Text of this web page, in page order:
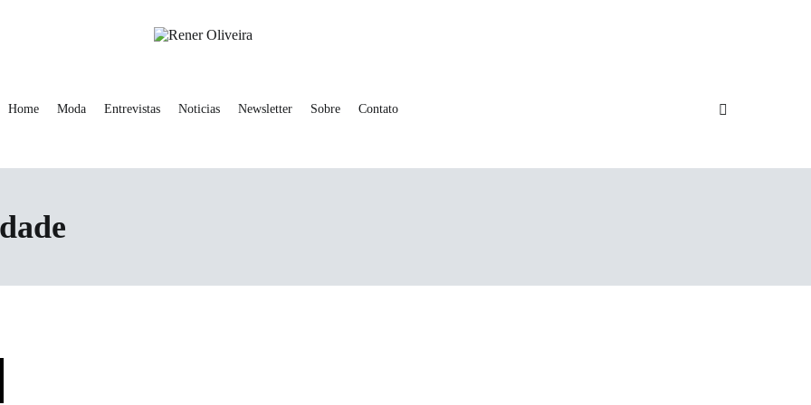
Home Moda Entrevistas Noticias Newsletter Sobre Contato